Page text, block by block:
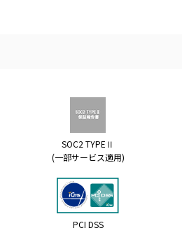
SOC2 TYPEⅡ
(一部サービス適用)
PCI DSS